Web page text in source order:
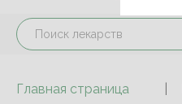
Главная страница